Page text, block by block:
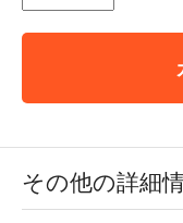
その他の詳細